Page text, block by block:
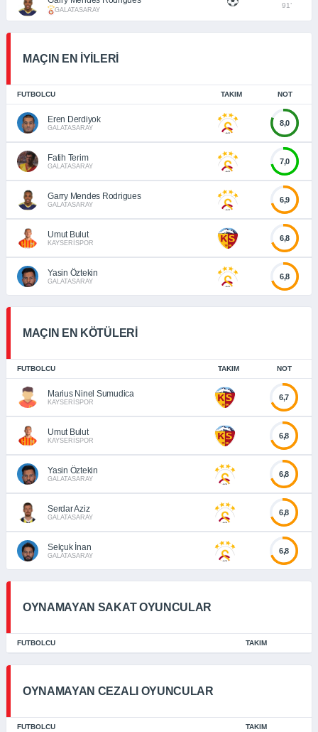
GALATASARAY
91’
MAÇIN EN İYİLERİ
FUTBOLCU TAKIM NOT
Eren Derdiyok
GALATASARAY
8,0
Fatih Terim
GALATASARAY
7,0
Garry Mendes Rodrigues
GALATASARAY
6,9
Umut Bulut
KAYSERİSPOR
6,8
Yasin Öztekin
GALATASARAY
6,8
MAÇIN EN KÖTÜLERİ
FUTBOLCU TAKIM NOT
Marius Ninel Sumudica
KAYSERİSPOR
6,7
Umut Bulut
KAYSERİSPOR
6,8
Yasin Öztekin
GALATASARAY
6,8
Serdar Aziz
GALATASARAY
6,8
Selçuk İnan
GALATASARAY
6,8
OYNAMAYAN SAKAT OYUNCULAR
FUTBOLCU TAKIM
OYNAMAYAN CEZALI OYUNCULAR
FUTBOLCU TAKIM